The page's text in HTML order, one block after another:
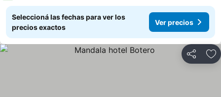
Seleccioná las fechas para ver los
precios exactos
Ver precios
Compartir